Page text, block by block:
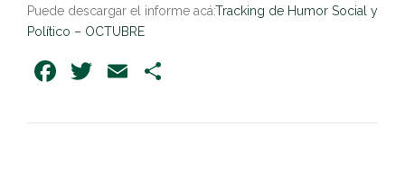
Puede descargar el informe acá:Tracking de Humor Social y
Político – OCTUBRE
Facebook
Twitter
Email